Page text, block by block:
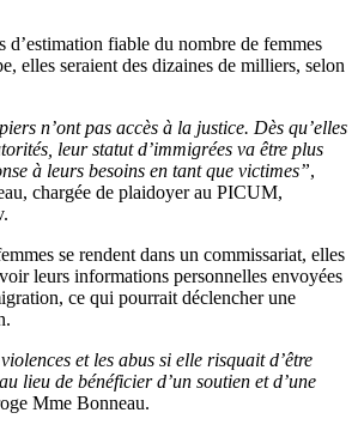
d’estimation fiable du nombre de femmes
elles seraient des dizaines de milliers, selon
n’ont pas accès à la justice. Dès qu’elles
leur statut d’immigrées va être plus
à leurs besoins en tant que victimes”,
chargée de plaidoyer au PICUM,
se rendent dans un commissariat, elles
leurs informations personnelles envoyées
ce qui pourrait déclencher une
et les abus si elle risquait d’être
lieu de bénéficier d’un soutien et d’une
Mme Bonneau.